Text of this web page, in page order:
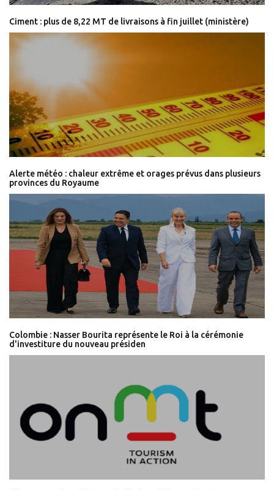
Ciment : plus de 8,22 MT de livraisons à fin juillet (ministère)
Alerte météo : chaleur extrême et orages prévus dans plusieurs
provinces du Royaume
Colombie : Nasser Bourita représente le Roi à la cérémonie
d'investiture du nouveau présiden